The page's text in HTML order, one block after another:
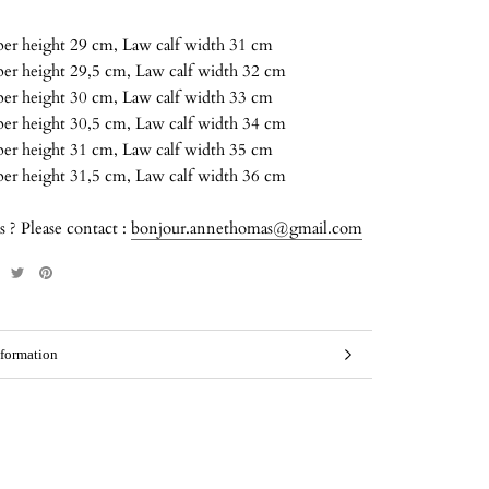
height 29 cm, Law calf width 31 cm
height 29,5 cm, Law calf width 32 cm
height 30 cm, Law calf width 33 cm
height 30,5 cm, Law calf width 34 cm
height 31 cm, Law calf width 35 cm
height 31,5 cm, Law calf width 36 cm
? Please contact : bonjour.annethomas@gmail.com